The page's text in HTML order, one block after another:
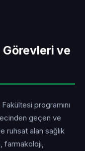
Görevleri ve
programını
geçen ve
ruhsat alan sağlık
farmakoloji,